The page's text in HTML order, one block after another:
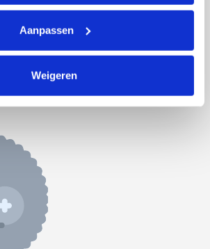
Aanpassen
Weigeren
Andre's badges